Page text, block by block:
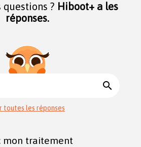
questions ? Hiboot+ a les
réponses.
search
toutes les réponses
mon traitement